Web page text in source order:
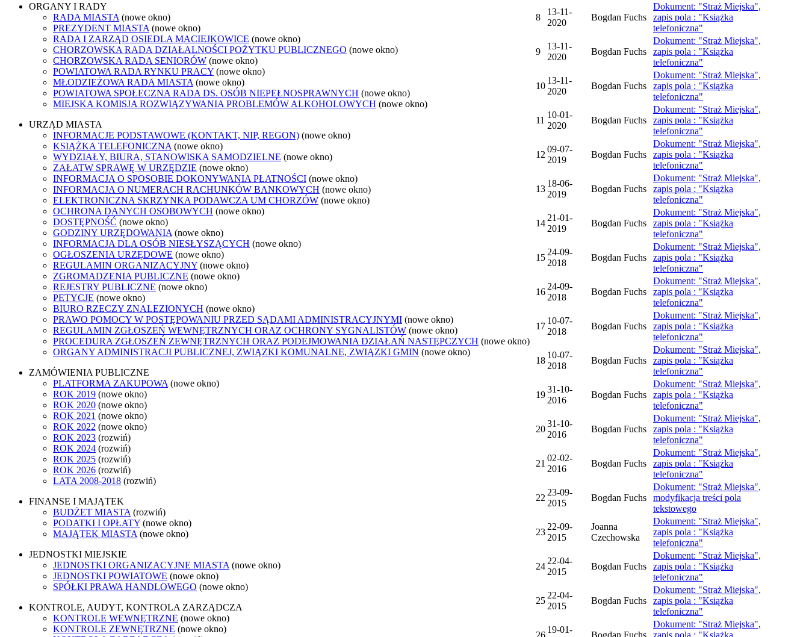
ORGANY I RADY
RADA MIASTA (nowe okno)
PREZYDENT MIASTA (nowe okno)
RADA I ZARZĄD OSIEDLA MACIEJKOWICE (nowe okno)
CHORZOWSKA RADA DZIAŁALNOŚCI POŻYTKU PUBLICZNEGO (nowe okno)
CHORZOWSKA RADA SENIORÓW (nowe okno)
POWIATOWA RADA RYNKU PRACY (nowe okno)
MŁODZIEŻOWA RADA MIASTA (nowe okno)
POWIATOWA SPOŁECZNA RADA DS. OSÓB NIEPEŁNOSPRAWNYCH (nowe okno)
MIEJSKA KOMISJA ROZWIĄZYWANIA PROBLEMÓW ALKOHOLOWYCH (nowe okno)
URZĄD MIASTA
INFORMACJE PODSTAWOWE (KONTAKT, NIP, REGON) (nowe okno)
KSIĄŻKA TELEFONICZNA (nowe okno)
WYDZIAŁY, BIURA, STANOWISKA SAMODZIELNE (nowe okno)
ZAŁATW SPRAWĘ W URZĘDZIE (nowe okno)
INFORMACJA O SPOSOBIE DOKONYWANIA PŁATNOŚCI (nowe okno)
INFORMACJA O NUMERACH RACHUNKÓW BANKOWYCH (nowe okno)
ELEKTRONICZNA SKRZYNKA PODAWCZA UM CHORZÓW (nowe okno)
OCHRONA DANYCH OSOBOWYCH (nowe okno)
DOSTĘPNOŚĆ (nowe okno)
GODZINY URZĘDOWANIA (nowe okno)
INFORMACJA DLA OSÓB NIESŁYSZĄCYCH (nowe okno)
OGŁOSZENIA URZĘDOWE (nowe okno)
REGULAMIN ORGANIZACYJNY (nowe okno)
ZGROMADZENIA PUBLICZNE (nowe okno)
REJESTRY PUBLICZNE (nowe okno)
PETYCJE (nowe okno)
BIURO RZECZY ZNALEZIONYCH (nowe okno)
PRAWO POMOCY W POSTĘPOWANIU PRZED SĄDAMI ADMINISTRACYJNYMI (nowe okno)
REGULAMIN ZGŁOSZEŃ WEWNĘTRZNYCH ORAZ OCHRONY SYGNALISTÓW (nowe okno)
PROCEDURA ZGŁOSZEŃ ZEWNĘTRZNYCH ORAZ PODEJMOWANIA DZIAŁAŃ NASTĘPCZYCH (nowe okno)
ORGANY ADMINISTRACJI PUBLICZNEJ, ZWIĄZKI KOMUNALNE, ZWIĄZKI GMIN (nowe okno)
ZAMÓWIENIA PUBLICZNE
PLATFORMA ZAKUPOWA (nowe okno)
ROK 2019 (nowe okno)
ROK 2020 (nowe okno)
ROK 2021 (nowe okno)
ROK 2022 (nowe okno)
ROK 2023 (rozwiń)
ROK 2024 (rozwiń)
ROK 2025 (rozwiń)
ROK 2026 (rozwiń)
LATA 2008-2018 (rozwiń)
FINANSE I MAJĄTEK
BUDŻET MIASTA (rozwiń)
PODATKI I OPŁATY (nowe okno)
MAJĄTEK MIASTA (nowe okno)
JEDNOSTKI MIEJSKIE
JEDNOSTKI ORGANIZACYJNE MIASTA (nowe okno)
JEDNOSTKI POWIATOWE (nowe okno)
SPÓŁKI PRAWA HANDLOWEGO (nowe okno)
KONTROLE, AUDYT, KONTROLA ZARZĄDCZA
KONTROLE WEWNĘTRZNE (nowe okno)
KONTROLE ZEWNĘTRZNE (nowe okno)
8
13-11-
2020
Bogdan Fuchs
Dokument: "Straż Miejska",
zapis pola : "Książka
telefoniczna"
9
13-11-
2020
Bogdan Fuchs
Dokument: "Straż Miejska",
zapis pola : "Książka
telefoniczna"
10
13-11-
2020
Bogdan Fuchs
Dokument: "Straż Miejska",
zapis pola : "Książka
telefoniczna"
11
10-01-
2020
Bogdan Fuchs
Dokument: "Straż Miejska",
zapis pola : "Książka
telefoniczna"
12
09-07-
2019
Bogdan Fuchs
Dokument: "Straż Miejska",
zapis pola : "Książka
telefoniczna"
13
18-06-
2019
Bogdan Fuchs
Dokument: "Straż Miejska",
zapis pola : "Książka
telefoniczna"
14
21-01-
2019
Bogdan Fuchs
Dokument: "Straż Miejska",
zapis pola : "Książka
telefoniczna"
15
24-09-
2018
Bogdan Fuchs
Dokument: "Straż Miejska",
zapis pola : "Książka
telefoniczna"
16
24-09-
2018
Bogdan Fuchs
Dokument: "Straż Miejska",
zapis pola : "Książka
telefoniczna"
17
10-07-
2018
Bogdan Fuchs
Dokument: "Straż Miejska",
zapis pola : "Książka
telefoniczna"
18
10-07-
2018
Bogdan Fuchs
Dokument: "Straż Miejska",
zapis pola : "Książka
telefoniczna"
19
31-10-
2016
Bogdan Fuchs
Dokument: "Straż Miejska",
zapis pola : "Książka
telefoniczna"
20
31-10-
2016
Bogdan Fuchs
Dokument: "Straż Miejska",
zapis pola : "Książka
telefoniczna"
21
02-02-
2016
Bogdan Fuchs
Dokument: "Straż Miejska",
zapis pola : "Książka
telefoniczna"
22
23-09-
2015
Bogdan Fuchs
Dokument: "Straż Miejska",
modyfikacja treści pola
tekstowego
23
22-09-
2015
Joanna
Czechowska
Dokument: "Straż Miejska",
zapis pola : "Książka
telefoniczna"
24
22-04-
2015
Bogdan Fuchs
Dokument: "Straż Miejska",
zapis pola : "Książka
telefoniczna"
25
22-04-
2015
Bogdan Fuchs
Dokument: "Straż Miejska",
zapis pola : "Książka
telefoniczna"
26
19-01-
Bogdan Fuchs
Dokument: "Straż Miejska",
zapis pola : "Książka